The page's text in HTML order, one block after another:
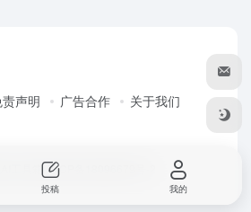
声明 广告合作 关于我们
AI工具箱粤ICP备18096679号-2
投稿 我的